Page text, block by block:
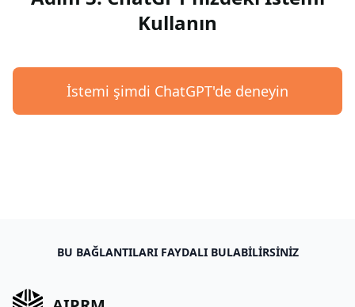
Kullanın
İstemi şimdi ChatGPT'de deneyin
BU BAĞLANTILARI FAYDALI BULABILIRSINIZ